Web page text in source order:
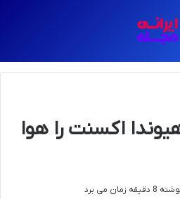
اکسنت را هوا
می برد